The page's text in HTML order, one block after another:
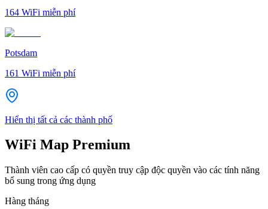
164 WiFi miễn phí
Potsdam
161 WiFi miễn phí
Hiển thị tất cả các thành phố
WiFi Map Premium
Thành viên cao cấp có quyền truy cập độc quyền vào các tính năng
bổ sung trong ứng dụng
Hàng tháng